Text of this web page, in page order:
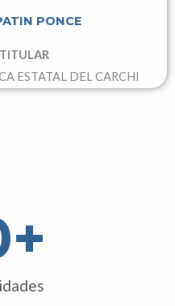
PONCE
ESTATAL DEL CARCHI
+